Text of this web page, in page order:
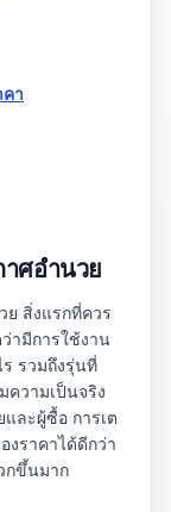
า
ศอำนวย
ย สิ่งแรกที่ควร
ามีการใช้งาน
รวมถึงรุ่นที่
ความเป็นจริง
ละผู้ซื้อ การเต
ราคาได้ดีกว่า
กขึ้นมาก